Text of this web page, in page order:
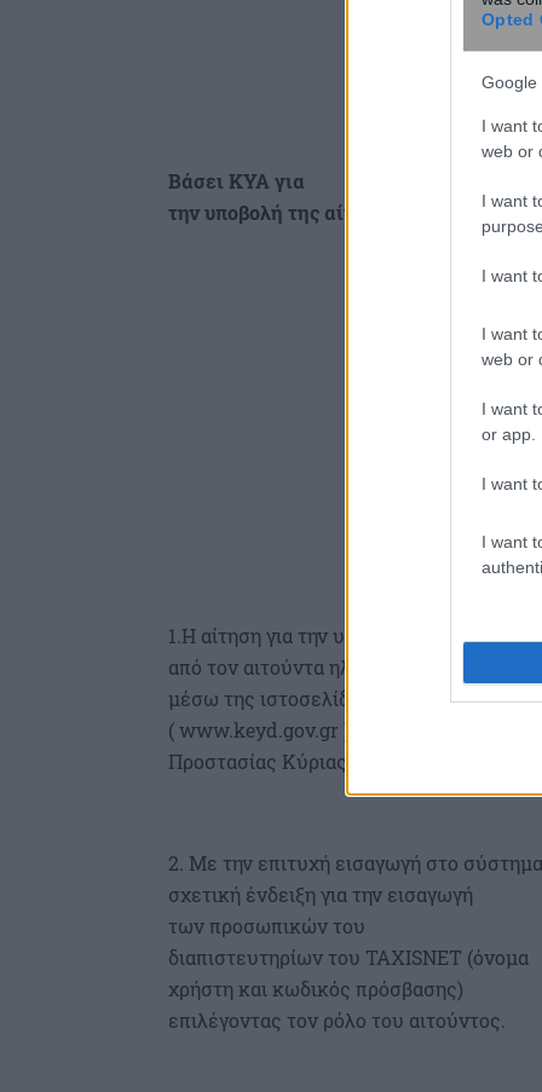
Opted
Google
I want
web or
I want
I want
I want
web or
I want
or app.
I want
I want
Βάσει ΚΥΑ για
την υποβολή της αίτησης ένταξης
1.Η αίτηση για την υπαγωγή στη
από τον αιτούντα ηλεκτρονικά ,
μέσω της ιστοσελίδας ΕΓΔΙΧ
( www.keyd.gov.gr ) με την επιλογή του
Προστασίας Κύριας Κατοικίας”.
2. Mε την επιτυχή εισαγωγή στο
σχετική ένδειξη για την εισαγωγή
των προσωπικών του
διαπιστευτηρίων του TAXISNET (όνομα
χρήστη και κωδικός πρόσβασης)
επιλέγοντας τον ρόλο του αιτούντος.